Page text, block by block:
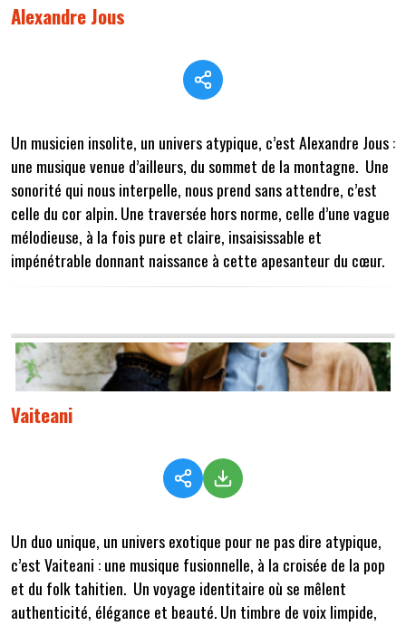
Alexandre Jous
Un musicien insolite, un univers atypique, c’est Alexandre Jous :
une musique venue d’ailleurs, du sommet de la montagne. Une
sonorité qui nous interpelle, nous prend sans attendre, c’est
celle du cor alpin. Une traversée hors norme, celle d’une vague
mélodieuse, à la fois pure et claire, insaisissable et
impénétrable donnant naissance à cette apesanteur du cœur.
Vaiteani
Un duo unique, un univers exotique pour ne pas dire atypique,
c’est Vaiteani : une musique fusionnelle, à la croisée de la pop
et du folk tahitien. Un voyage identitaire où se mêlent
authenticité, élégance et beauté. Un timbre de voix limpide,